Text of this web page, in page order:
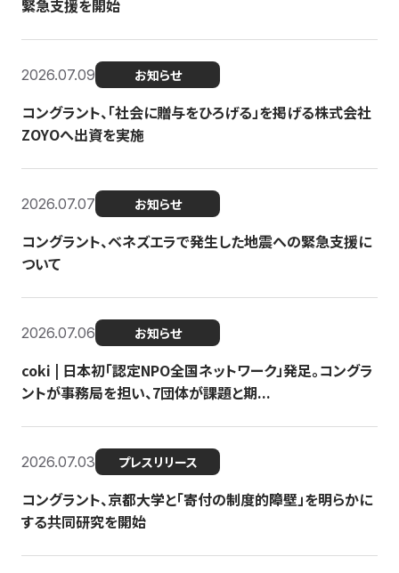
緊急支援を開始
2026.07.09 お知らせ
コングラント、「社会に贈与をひろげる」を掲げる株式会社
ZOYOへ出資を実施
2026.07.07 お知らせ
コングラント、ベネズエラで発生した地震への緊急支援に
ついて
2026.07.06 お知らせ
coki | 日本初「認定NPO全国ネットワーク」発足。コングラ
ントが事務局を担い、7団体が課題と期...
2026.07.03 プレスリリース
コングラント、京都大学と「寄付の制度的障壁」を明らかに
する共同研究を開始